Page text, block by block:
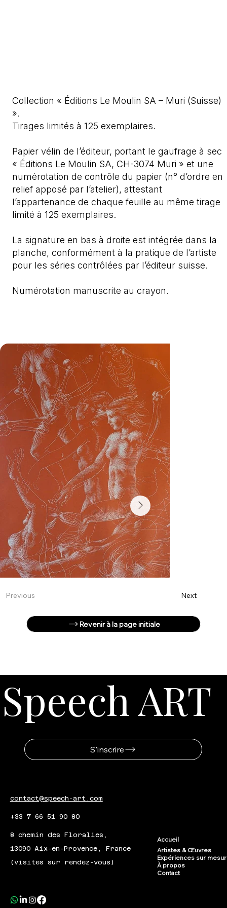
Collection « Éditions Le Moulin SA – Muri (Suisse)
».
Tirages limités à 125 exemplaires.
Papier vélin de l’éditeur, portant le gaufrage à sec
« Éditions Le Moulin SA, CH-3074 Muri » et une
numérotation de contrôle du papier (n° d’ordre en
relief apposé par l’atelier), attestant
l’appartenance de chaque feuille au même tirage
limité à 125 exemplaires.
La signature en bas à droite est intégrée dans la
planche, conformément à la pratique de l’artiste
pour les séries contrôlées par l’éditeur suisse.
Numérotation manuscrite au crayon.
Previous Next
Revenir à la page initiale
Speech ART
contact@speech-art.com
+33 7 66 51 90 80
8 chemin des Floralies,
13090 Aix-en-Provence, France
(visites sur rendez-vous)
Accueil
Artistes & Œuvres
Expériences sur
À propos
Contact
S'inscrire